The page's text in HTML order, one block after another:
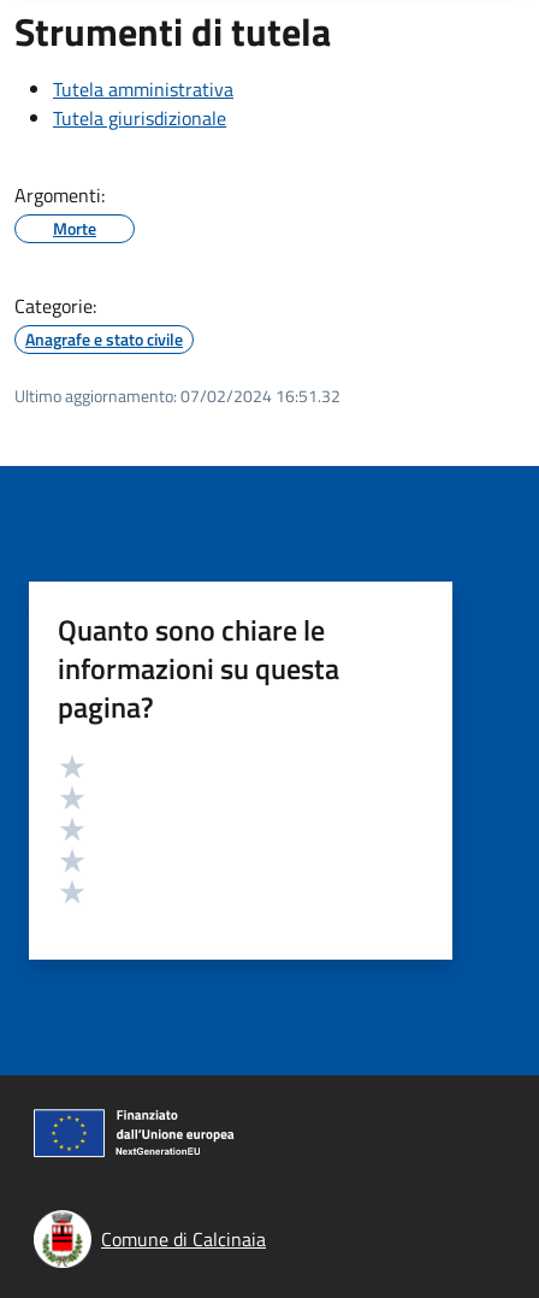
Strumenti di tutela
Tutela amministrativa
Tutela giurisdizionale
Argomenti:
Morte
Categorie:
Anagrafe e stato civile
Ultimo aggiornamento:07/02/2024 16:51.32
Quanto sono chiare le
informazioni su questa
pagina?
Valutazione
Comune di Calcinaia